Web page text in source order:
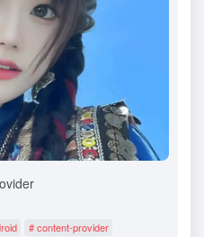
# content-provider